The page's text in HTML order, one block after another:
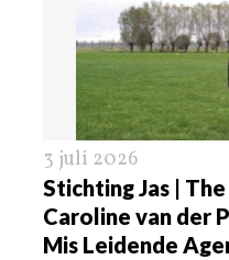
3 juli 2026
Stichting Jas |
Caroline van der
Mis Leidende